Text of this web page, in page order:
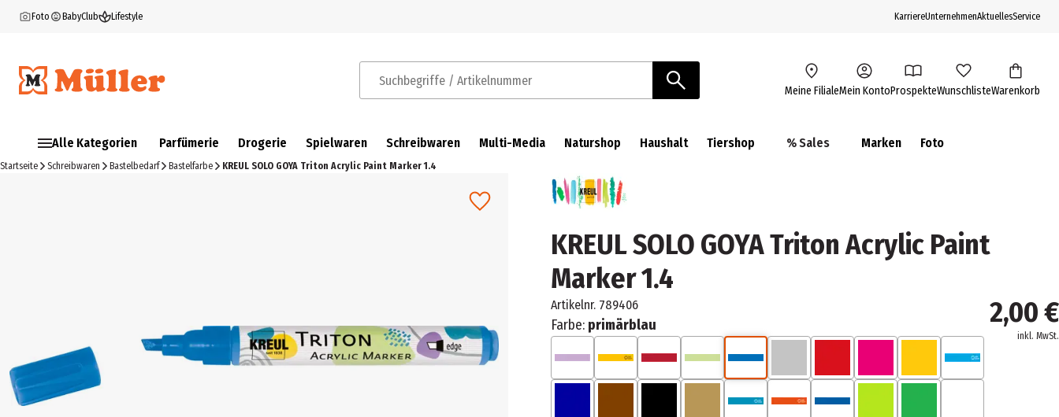
Foto BabyClub Lifestyle KarriereUnternehmenAktuellesService
Suchbegriffe / Artikelnummer Meine FilialeMein KontoProspekteWunschlisteWarenkorb
Alle Kategorien Parfümerie Drogerie Spielwaren Schreibwaren Multi-Media Naturshop Haushalt Tiershop % Sales Marken Foto
Startseite Schreibwaren Bastelbedarf Bastelfarbe KREUL SOLO GOYA Triton Acrylic Paint Marker 1.4
KREUL SOLO GOYA Triton Acrylic Paint
Marker 1.4
Artikelnr. 789406
Farbe: primärblau 2,00 €
inkl. MwSt.